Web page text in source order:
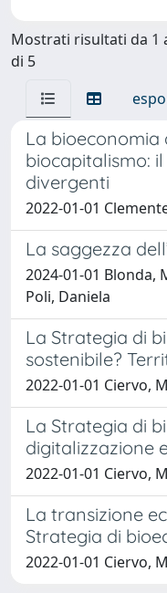
Mostrati risultati da 1
di 5
La bioeconomia
biocapitalismo:
divergenti
2022-01-01
La saggezza
2024-01-01 Blonda,
Poli, Daniela
La Strategia di
sostenibile?
2022-01-01 Ciervo,
La Strategia di
digitalizzazione
2022-01-01 Ciervo,
La transizione
Strategia di
2022-01-01 Ciervo,